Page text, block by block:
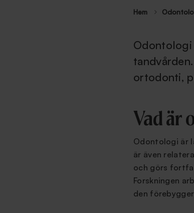
Hem
Odontologi
ortodonti,
Vad är
Odontologi är
är även
och görs
Forskningen
den